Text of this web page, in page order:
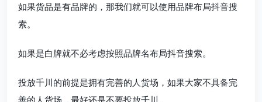
如果货品是有品牌的，那我们就可以使用品牌布局抖音搜
索。
如果是白牌就不必考虑按照品牌名布局抖音搜索。
投放千川的前提是拥有完善的人货场，如果大家不具备完
善的人货场，最好还是不要投放千川。